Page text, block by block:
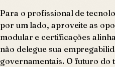
Para o profissional de
por um lado, aproveite as
modular e certificações
não delegue sua
governamentais. O futuro do